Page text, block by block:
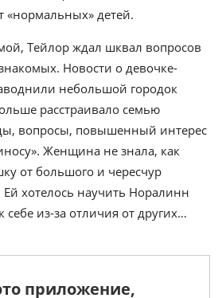
«нормальных» детей.
Тейлор ждал шквал вопросов
Новости о девочке-
небольшой городок
расстраивало семью
вопросы, повышенный интерес
Женщина не знала, как
от большого и чересчур
хотелось научить Норалинн
себе из-за отличия от других…
приложение,